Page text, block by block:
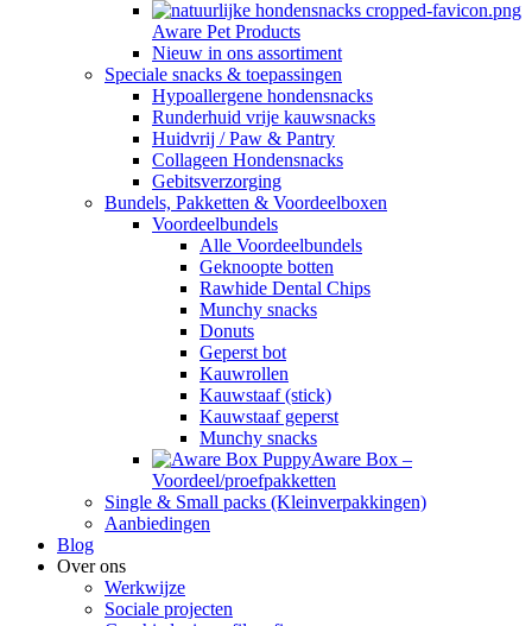
Aware Pet Products
Nieuw in ons assortiment
Speciale snacks & toepassingen
Hypoallergene hondensnacks
Runderhuid vrije kauwsnacks
Huidvrij / Paw & Pantry
Collageen Hondensnacks
Gebitsverzorging
Bundels, Pakketten & Voordeelboxen
Voordeelbundels
Alle Voordeelbundels
Geknoopte botten
Rawhide Dental Chips
Munchy snacks
Donuts
Geperst bot
Kauwrollen
Kauwstaaf (stick)
Kauwstaaf geperst
Munchy snacks
Aware Box –
Voordeel/proefpakketten
Single & Small packs (Kleinverpakkingen)
Aanbiedingen
Blog
Over ons
Werkwijze
Sociale projecten